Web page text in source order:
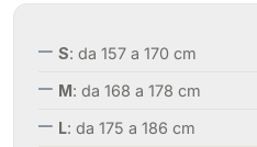
S: da 157 a 170 cm
M: da 168 a 178 cm
L: da 175 a 186 cm